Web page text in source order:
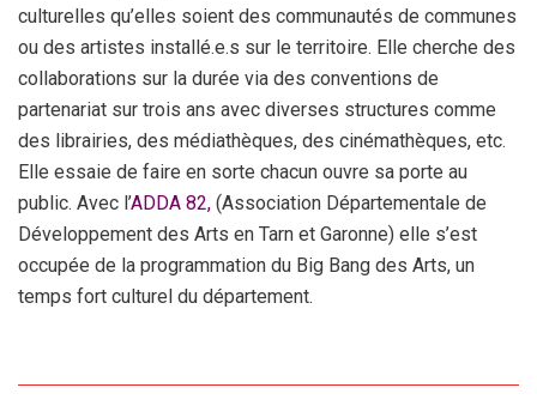
culturelles qu’elles soient des communautés de communes
ou des artistes installé.e.s sur le territoire. Elle cherche des
collaborations sur la durée via des conventions de
partenariat sur trois ans avec diverses structures comme
des librairies, des médiathèques, des cinémathèques, etc.
Elle essaie de faire en sorte chacun ouvre sa porte au
public. Avec l’ADDA 82, (Association Départementale de
Développement des Arts en Tarn et Garonne) elle s’est
occupée de la programmation du Big Bang des Arts, un
temps fort culturel du département.